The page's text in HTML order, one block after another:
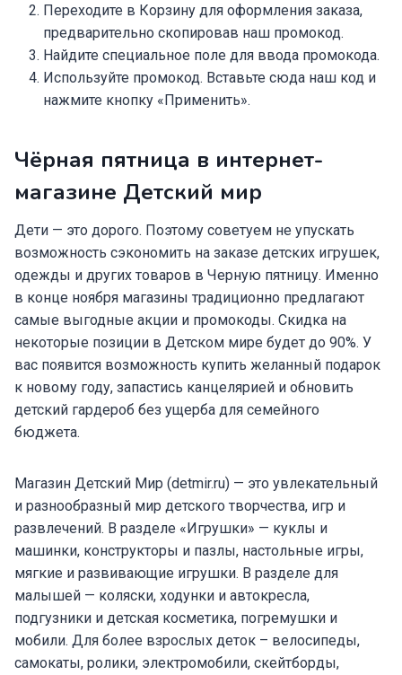
Переходите в Корзину для оформления заказа,
предварительно скопировав наш промокод.
Найдите специальное поле для ввода промокода.
Используйте промокод. Вставьте сюда наш код и
нажмите кнопку «Применить».
Чёрная пятница в интернет-
магазине Детский мир
Дети — это дорого. Поэтому советуем не упускать
возможность сэкономить на заказе детских игрушек,
одежды и других товаров в Черную пятницу. Именно
в конце ноября магазины традиционно предлагают
самые выгодные акции и промокоды. Скидка на
некоторые позиции в Детском мире будет до 90%. У
вас появится возможность купить желанный подарок
к новому году, запастись канцелярией и обновить
детский гардероб без ущерба для семейного
бюджета.
Магазин Детский Мир (detmir.ru) — это увлекательный
и разнообразный мир детского творчества, игр и
развлечений. В разделе «Игрушки» — куклы и
машинки, конструкторы и пазлы, настольные игры,
мягкие и развивающие игрушки. В разделе для
малышей — коляски, ходунки и автокресла,
подгузники и детская косметика, погремушки и
мобили. Для более взрослых деток – велосипеды,
самокаты, ролики, электромобили, скейтборды,